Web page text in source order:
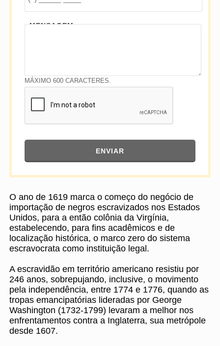
MENSAGEM
MÁXIMO 600 CARACTERES.
ENVIAR
O ano de 1619 marca o começo do negócio de
importação de negros escravizados nos Estados
Unidos, para a então colônia da Virgínia,
estabelecendo, para fins acadêmicos e de
localização histórica, o marco zero do sistema
escravocrata como instituição legal.
A escravidão em território americano resistiu por
246 anos, sobrepujando, inclusive, o movimento
pela independência, entre 1774 e 1776, quando as
tropas emancipatórias lideradas por George
Washington (1732-1799) levaram a melhor nos
enfrentamentos contra a Inglaterra, sua metrópole
desde 1607.